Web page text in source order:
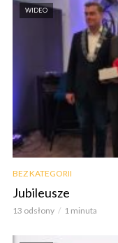
WIDEO
BEZ KATEGORII
Jubileusze
13 odsłony 1 minuta